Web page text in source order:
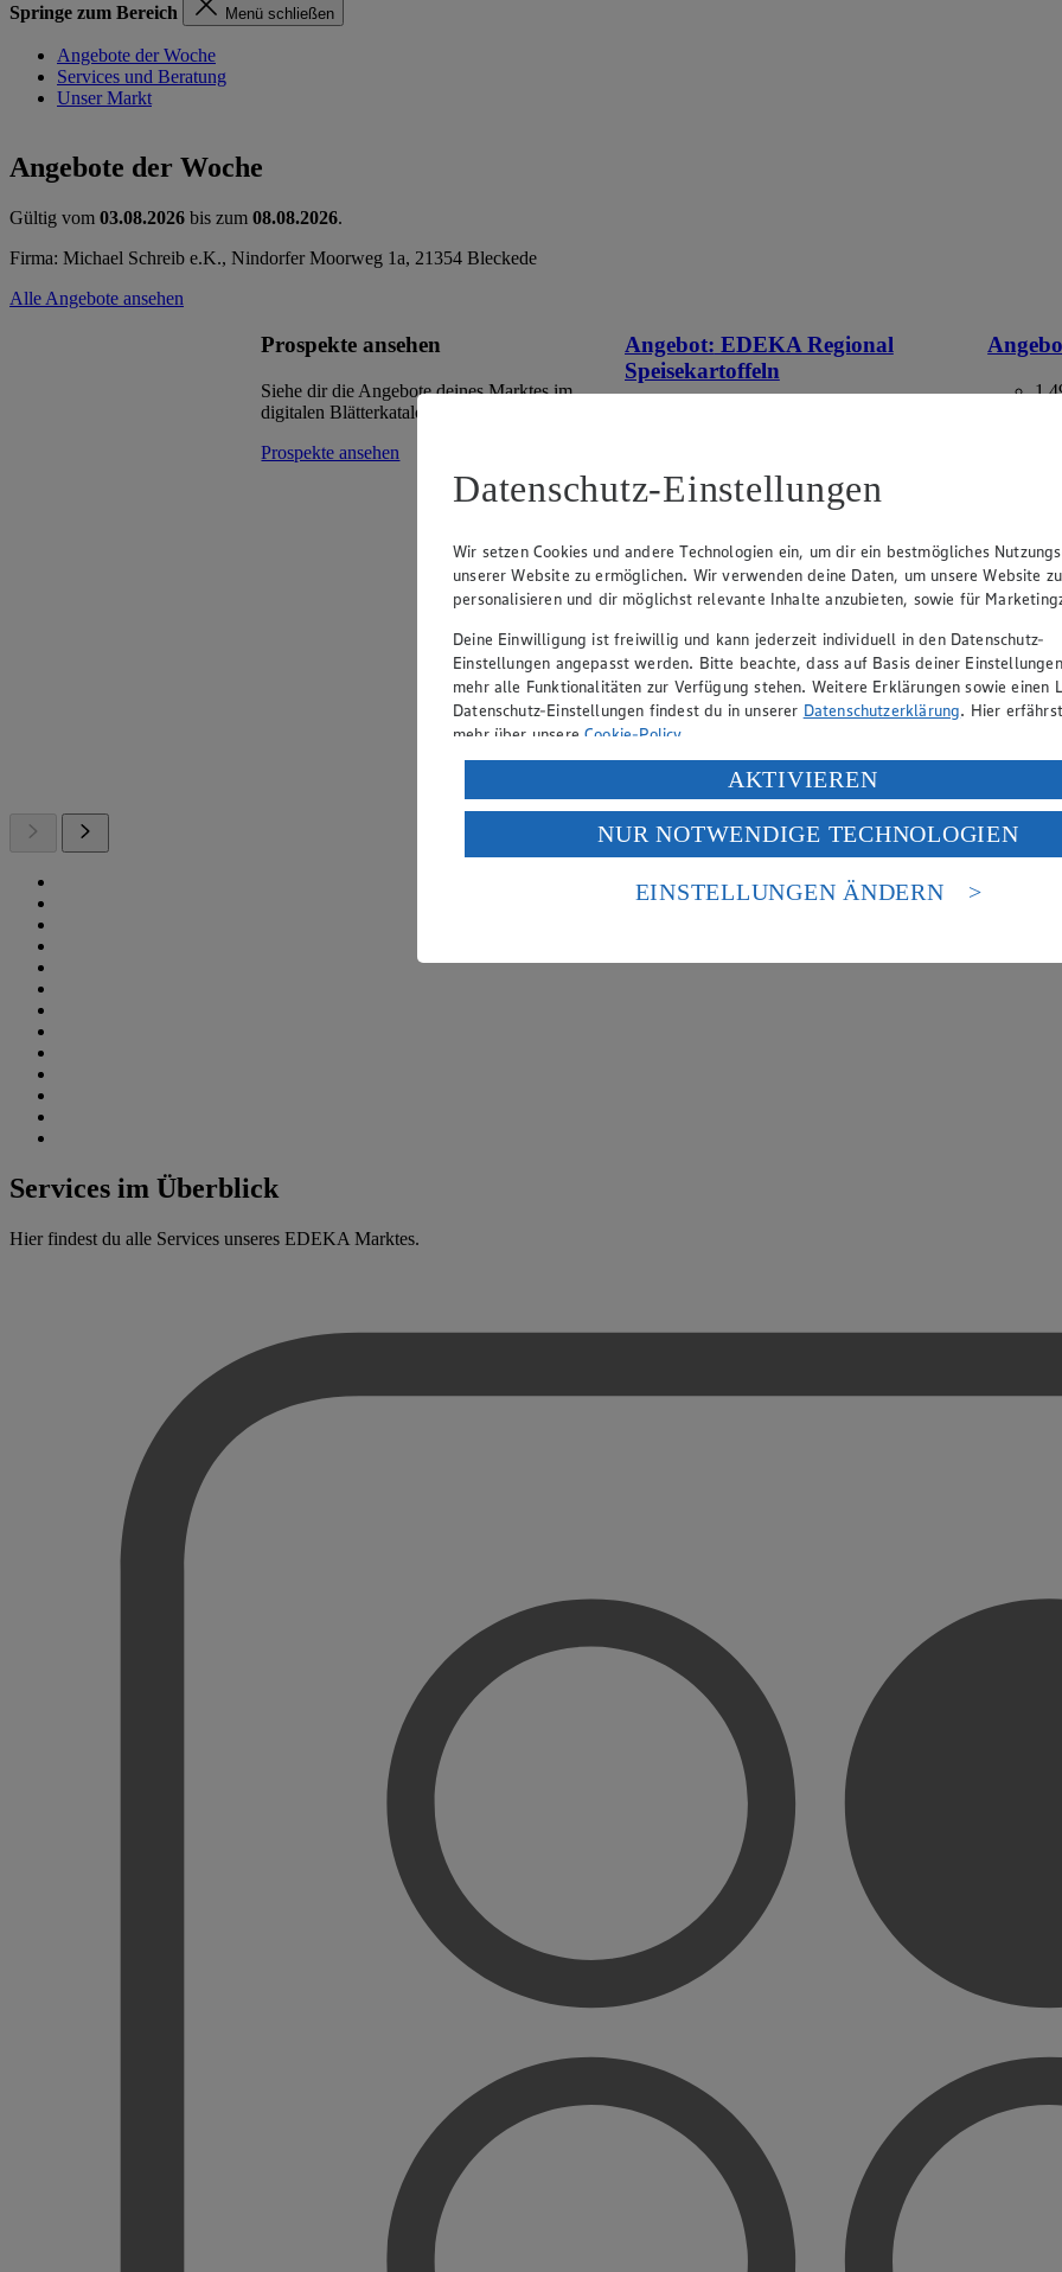
Springe zum Bereich Menü schließen
Angebote der Woche
Services und Beratung
Unser Markt
Angebote der Woche
Gültig vom 03.08.2026 bis zum 08.08.2026.
Firma: Michael Schreib e.K., Nindorfer Moorweg 1a, 21354 Bleckede
Alle Angebote ansehen
Prospekte ansehen
Siehe dir die Angebote deines Marktes im
digitalen Blätterkatalog an.
Prospekte ansehen
Angebot: EDEKA Regional
Speisekartoffeln
versch. Kocheigenschaften, aus
aus
Services im Überblick
Hier findest du alle Services unseres EDEKA Marktes.
Datenschutz-Einstellungen
Wir setzen Cookies und andere Technologien ein, um dir ein bestmögliches
unserer Website zu ermöglichen. Wir verwenden deine Daten, um unsere Website zu
personalisieren und dir möglichst relevante Inhalte anzubieten, sowie für
Deine Einwilligung ist freiwillig und kann jederzeit individuell in den Datenschutz-
Einstellungen angepasst werden. Bitte beachte, dass auf Basis deiner
mehr alle Funktionalitäten zur Verfügung stehen. Weitere Erklärungen sowie einen
Datenschutz-Einstellungen findest du in unserer Datenschutzerklärung. Hier
mehr über unsereCookie-Policy.
Verarbeitung deiner personenbezogenen Daten in den USA durch Facebook und
Wenn du auf „Aktivieren“ klickst, willigst du im Sinne des Art. 49 Abs. 1 Satz 1 lit.
ein, dass deine Daten in den USA verarbeitet werden. Der EuGH sieht die USA als
einem nach europäischen Standards nicht angemessenen Datenschutzniveau an. Es
Risiko eines Zugriffs durch US-amerikanische Behörden.
AKTIVIEREN
NUR NOTWENDIGE TECHNOLOGIEN
EINSTELLUNGEN ÄNDERN